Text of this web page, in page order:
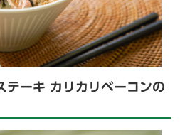
ーキ カリカリベーコンの